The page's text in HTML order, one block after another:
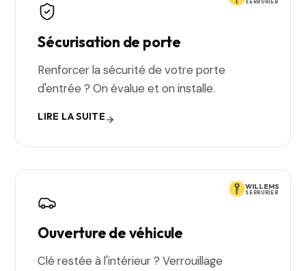
SERRURIER
Sécurisation de porte
Renforcer la sécurité de votre porte
d'entrée ? On évalue et on installe.
LIRE LA SUITE
WILLEMS
SERRURIER
Ouverture de véhicule
Clé restée à l'intérieur ? Verrouillage